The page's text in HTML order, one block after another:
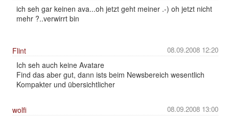
ich seh gar keinen ava...oh jetzt geht meiner .-) oh jetzt nicht
mehr ?..verwirrt bin
08.09.2008 12:20
Flint
Ich seh auch keine Avatare
Find das aber gut, dann ists beim Newsbereich wesentlich
Kompakter und übersichtlicher
08.09.2008 13:00
wolfi